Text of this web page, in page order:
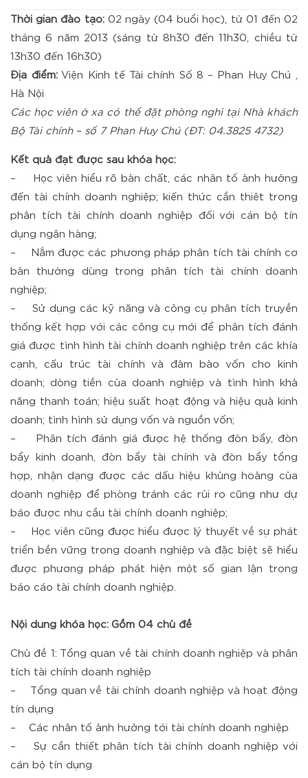
Thời gian đào tạo:02 ngày (04 buổi học), từ 01 đến 02
tháng 6 năm 2013 (sáng từ 8h30 đến 11h30, chiều từ
13h30 đến 16h30)
Địa điểm:Viện Kinh tế Tài chính Số 8 – Phan Huy Chú ,
Hà Nội
Các học viên ở xa có thể đặt phòng nghỉ tại Nhà khách
Bộ Tài chính – số 7 Phan Huy Chú (ĐT: 04.3825 4732)
Kết quả đạt được sau khóa học:
– Học viên hiểu rõ bản chất, các nhân tố ảnh hưởng
đến tài chính doanh nghiệp; kiến thức cần thiêt trong
phân tích tài chính doanh nghiệp đối với cán bộ tín
dụng ngân hàng;
– Nắm được các phương pháp phân tích tài chính cơ
bản thường dùng trong phân tích tài chính doanh
nghiệp;
– Sử dụng các kỹ năng và công cụ phân tích truyền
thống kết hợp với các công cụ mới để phân tích đánh
giá được tình hình tài chính doanh nghiệp trên các khía
cạnh, cấu trúc tài chính và đảm bảo vốn cho kinh
doanh; dòng tiền của doanh nghiệp và tình hình khả
năng thanh toán; hiệu suất hoạt động và hiệu quả kinh
doanh; tình hình sử dụng vốn và nguồn vốn;
– Phân tích đánh giá được hệ thống đòn bẩy, đòn
bẩy kinh doanh, đòn bẩy tài chính và đòn bẩy tổng
hợp, nhận dạng được các dấu hiệu khủng hoảng của
doanh nghiệp để phòng tránh các rủi ro cũng như dự
báo được nhu cầu tài chính doanh nghiệp;
– Học viên cũng được hiểu được lý thuyết về sự phát
triển bền vững trong doanh nghiệp và đặc biệt sẽ hiểu
được phương pháp phát hiện một số gian lận trong
báo cáo tài chính doanh nghiệp.
Nội dung khóa học: Gồm 04 chủ đề
Chủ đề 1: Tổng quan về tài chính doanh nghiệp và phân
tích tài chính doanh nghiệp
– Tổng quan về tài chính doanh nghiệp và hoạt động
tín dụng
– Các nhân tố ảnh hưởng tới tài chính doanh nghiệp
– Sự cần thiết phân tích tài chính doanh nghiệp với
cán bộ tín dụng